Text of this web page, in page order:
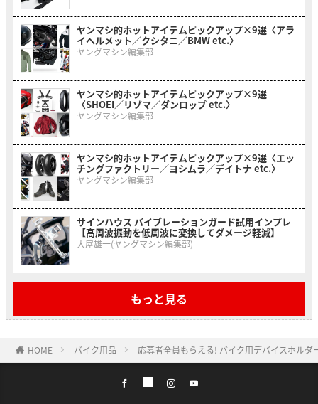
ヤンマシ的ホットアイテムピックアップ×9選〈アラ
イヘルメット／クシタニ／BMW etc.〉
ヤングマシン編集部
ヤンマシ的ホットアイテムピックアップ×9選
〈SHOEI／リゾマ／ダンロップ etc.〉
ヤングマシン編集部
ヤンマシ的ホットアイテムピックアップ×9選〈エッ
チングファクトリー／ヨシムラ／デイトナ etc.〉
ヤングマシン編集部
サインハウス バイブレーションガード試用インプレ
【高周波振動を低周波に変換してダメージ軽減】
大屋雄一(ヤングマシン編集部)
もっと見る
HOME バイク用品 応募者全員もらえる! バイク用デバイスホルダ